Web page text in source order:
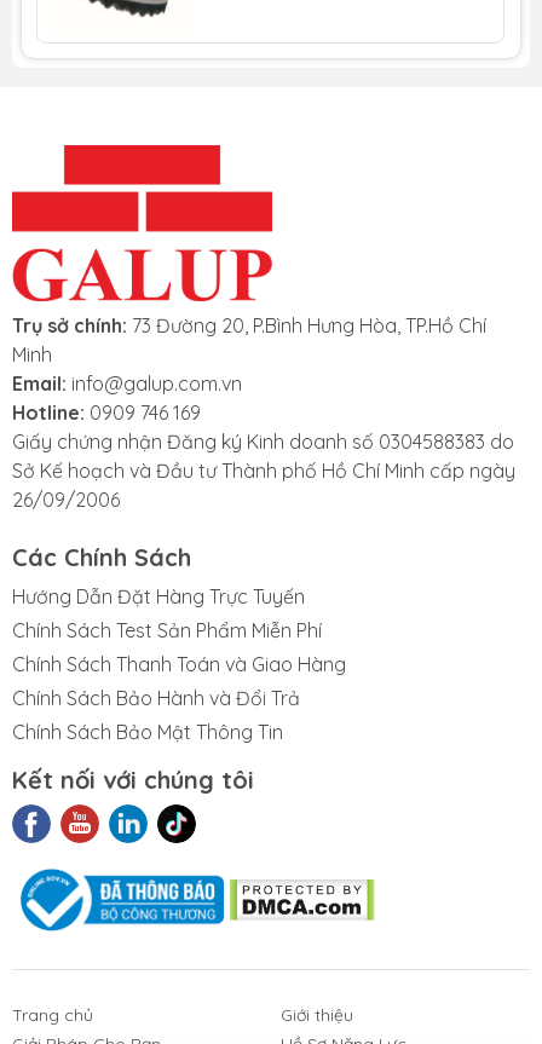
Liệu Nhám
Phim Cách
Sản Phẩm
thiết kế đặc biệt gồm các loại nhám, các loại dung dịch
đánh bóng và loại bánh xốp, lông cừu đánh bóng, thường
Điểm đặc biệt của phớt đánh bóng 3M 05727:
Tạo một bề mặt nhẵn bóng cho vật được đánh
05727 có bề mặt lỗi lõm giúp tăng diện tích tiếp
xúc, giảm nhiệt tạo ra khi sử dụng.
Hệ thống đế dán 3M™ Hookit™ giúp giữ bánh
Có khả năng sử dụng kết hợp được với nhiều
loại dung dịch đánh bóng, các loại máy đánh
bóng khác nhau cũng như ở các tốc độ đánh
khác nhau để cho ra bề mặt mong muốn.
Trụ sở chính: 73 Đường 20, P.Bình Hưng Hòa, TP.Hồ Chí
Minh
Email: info@galup.com.vn
Hotline: 0909 746 169
Giấy chứng nhận Đăng ký Kinh doanh số 0304588383 do
Sở Kế hoạch và Đầu tư Thành phố Hồ Chí Minh cấp ngày
26/09/2006
Các Chính Sách
Hướng Dẫn Đặt Hàng Trực Tuyến
Chính Sách Test Sản Phẩm Miễn Phí
Chính Sách Thanh Toán và Giao Hàng
Chính Sách Bảo Hành và Đổi Trả
Chính Sách Bảo Mật Thông Tin
Kết nối với chúng tôi
Trang chủ
Giới thiệu